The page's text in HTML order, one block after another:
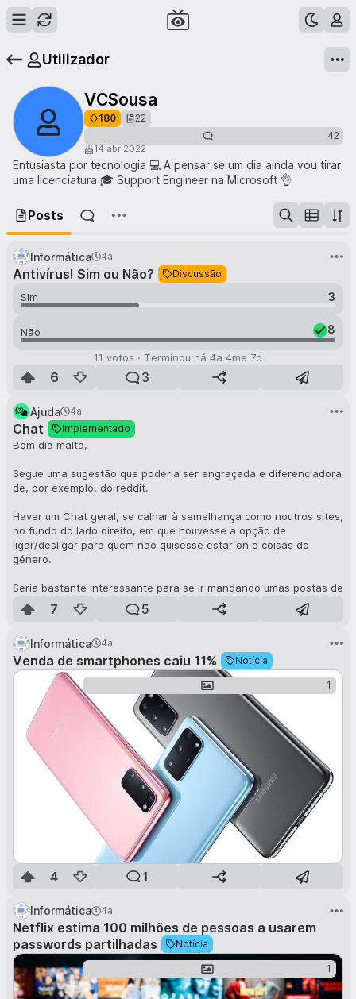
Utilizador
VCSousa
180
22
42
14 abr 2022
Entusiasta por tecnologia 💻 A pensar se um dia ainda vou tirar
uma licenciatura 🎓 Support Engineer na Microsoft 👌
Posts
Informática 4a
Antivírus! Sim ou Não? Discussão
Sim 3
Não 8
11 votos · Terminou há 4a 4me 7d
6 3
Ajuda 4a
Chat Implementado
Bom dia malta,
Segue uma sugestão que poderia ser engraçada e diferenciadora
de, por exemplo, do reddit.
Haver um Chat geral, se calhar à semelhança como noutros sites,
no fundo do lado direito, em que houvesse a opção de
ligar/desligar para quem não quisesse estar on e coisas do
género.
Seria bastante interessante para se ir mandando umas postas de
pescada, dúvidas mais rápidas e diretas e especialmente, uma
interação diferente.
Acho que poderia ser uma coisa simples, sem grandes
funcionalidades.
Ter a possibilidade de ser moderado para que fosse possível
manter o respeito, ordem e bom senso.
Não permitir criação de sub-chats e coisas do género, só iria
fazer com que fosse mais complexo e perdia um pouco o
propósito.
Não precisava de grandes formas de edição, imagens, etc..
Plain text basicamente.
Não era preciso haver um mostrador com quem estava on,
listagem de membros, etc. Acho que desnecessário para o
intuito que é. No entanto, um mostrador de quantas pessoas
estão On era engraçado nem que fosse por curiosidade :D
Acho importante que para entrar no chat fosse preciso
login.
7 5
Informática 4a
Venda de smartphones caiu 11% Notícia
1
4 1
Informática 4a
Netflix estima 100 milhões de pessoas a usarem
passwords partilhadas
Notícia
1